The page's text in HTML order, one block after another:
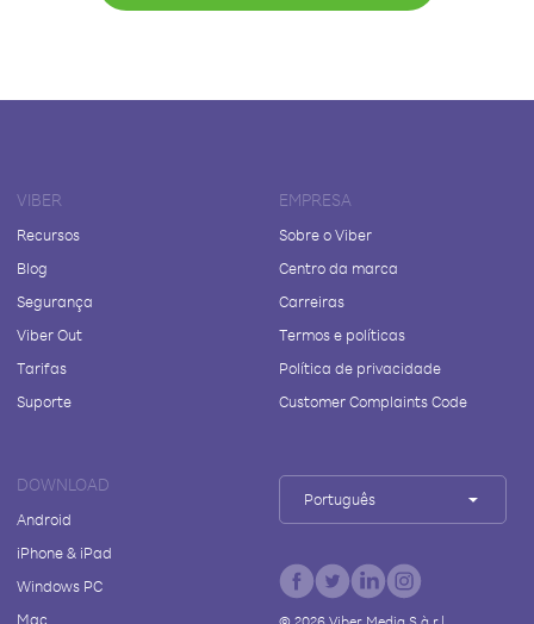
VIBER
Recursos
Blog
Segurança
Viber Out
Tarifas
Suporte
EMPRESA
Sobre o Viber
Centro da marca
Carreiras
Termos e políticas
Política de privacidade
Customer Complaints Code
DOWNLOAD
Android
iPhone & iPad
Windows PC
Mac
Português